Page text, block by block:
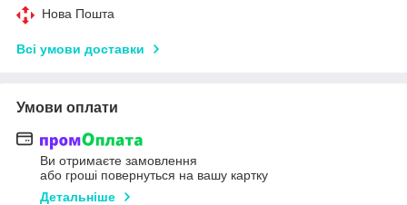
Нова Пошта
Всі умови доставки
Умови оплати
Ви отримаєте замовлення
або гроші повернуться на вашу картку
Детальніше